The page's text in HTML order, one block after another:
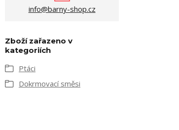
info@barny-shop.cz
Zboží zařazeno v
kategoriích
Ptáci
Dokrmovací směsi